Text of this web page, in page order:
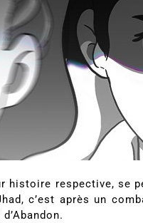
histoire respective, se
c’est après un